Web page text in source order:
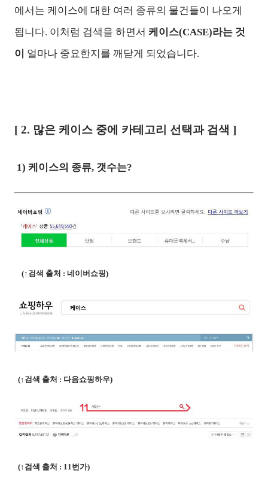
에서는 케이스에 대한 여러 종류의 물건들이 나오게
됩니다. 이처럼 검색을 하면서 케이스(CASE)라는 것
이 얼마나 중요한지를 깨닫게 되었습니다.
[ 2. 많은 케이스 중에 카테고리 선택과 검색 ]
1) 케이스의 종류, 갯수는?
(↑검색 출처 : 네이버쇼핑)
(↑검색 출처 : 다음쇼핑하우)
(↑검색 출처 : 11번가)